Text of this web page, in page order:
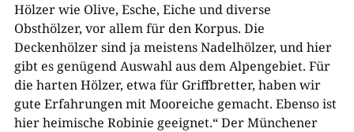
Hölzer wie Olive, Esche, Eiche und diverse
Obsthölzer, vor allem für den Korpus. Die
Deckenhölzer sind ja meistens Nadelhölzer, und hier
gibt es genügend Auswahl aus dem Alpengebiet. Für
die harten Hölzer, etwa für Griffbretter, haben wir
gute Erfahrungen mit Mooreiche gemacht. Ebenso ist
hier heimische Robinie geeignet.“ Der Münchener